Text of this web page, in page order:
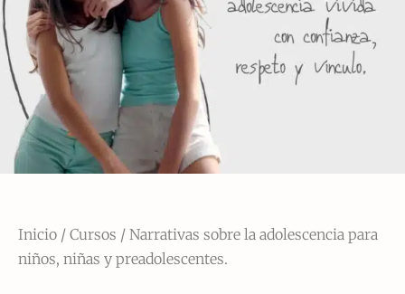
Inicio / Cursos / Narrativas sobre la adolescencia para
niños, niñas y preadolescentes.